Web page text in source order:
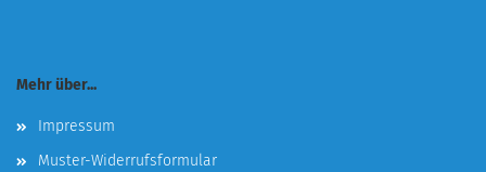
Mehr über...
Impressum
Muster-Widerrufsformular